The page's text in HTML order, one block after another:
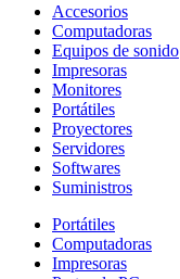
Accesorios
Computadoras
Equipos de sonido
Impresoras
Monitores
Portátiles
Proyectores
Servidores
Softwares
Suministros
Portátiles
Computadoras
Impresoras